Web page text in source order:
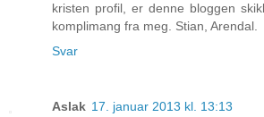
kristen profil, er denne bloggen
komplimang fra meg. Stian, Arendal.
Svar
Aslak 17. januar 2013 kl. 13:13